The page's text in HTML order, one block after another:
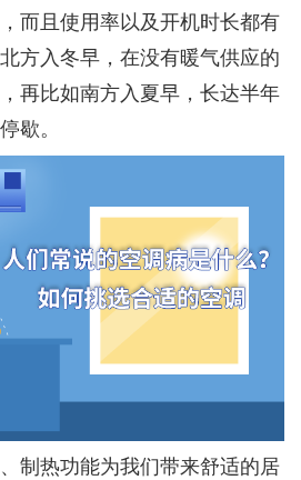
而且使用率以及开机时长都有
方入冬早，在没有暖气供应的
再比如南方入夏早，长达半年
歇。
制热功能为我们带来舒适的居